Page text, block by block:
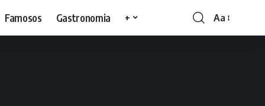
Famosos Gastronomia + Aa